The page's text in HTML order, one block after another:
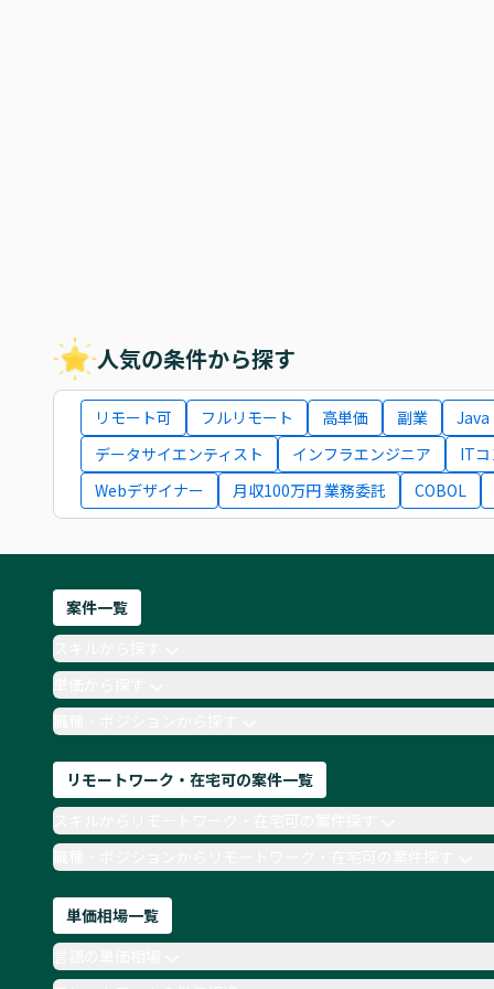
人気の条件から探す
リモート可 フルリモート 高単価 副業
Java
データサイエンティスト
インフラエンジニア
IT
Webデザイナー
月収100万円 業務委託 COBOL
案件一覧
単価から探す
職種・ポジションから探す
リモートワーク・在宅可の案件一覧
職種・ポジションからリモートワーク・在宅可の案件探す
単価相場一覧